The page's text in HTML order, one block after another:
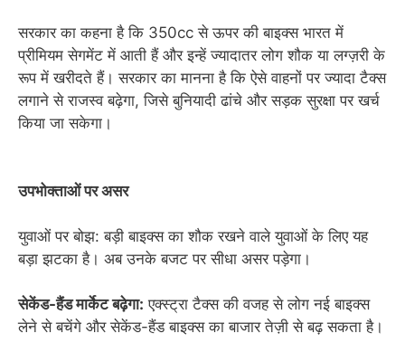
सरकार का कहना है कि 350cc से ऊपर की बाइक्स भारत में
प्रीमियम सेगमेंट में आती हैं और इन्हें ज्यादातर लोग शौक या लग्ज़री के
रूप में खरीदते हैं। सरकार का मानना है कि ऐसे वाहनों पर ज्यादा टैक्स
लगाने से राजस्व बढ़ेगा, जिसे बुनियादी ढांचे और सड़क सुरक्षा पर खर्च
किया जा सकेगा।
उपभोक्ताओं पर असर
युवाओं पर बोझ: बड़ी बाइक्स का शौक रखने वाले युवाओं के लिए यह
बड़ा झटका है। अब उनके बजट पर सीधा असर पड़ेगा।
सेकेंड-हैंड मार्केट बढ़ेगा: एक्स्ट्रा टैक्स की वजह से लोग नई बाइक्स
लेने से बचेंगे और सेकेंड-हैंड बाइक्स का बाजार तेज़ी से बढ़ सकता है।